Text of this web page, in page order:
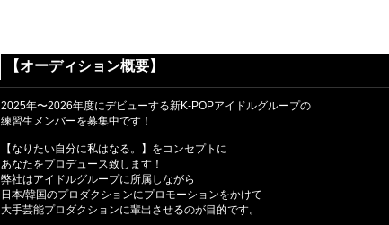
【オーディション概要】
2025年〜2026年度にデビューする新K-POPアイドルグループの
練習生メンバーを募集中です！
【なりたい自分に私はなる。】をコンセプトに
あなたをプロデュース致します！
弊社はアイドルグループに所属しながら
日本/韓国のプロダクションにプロモーションをかけて
大手芸能プロダクションに輩出させるのが目的です。